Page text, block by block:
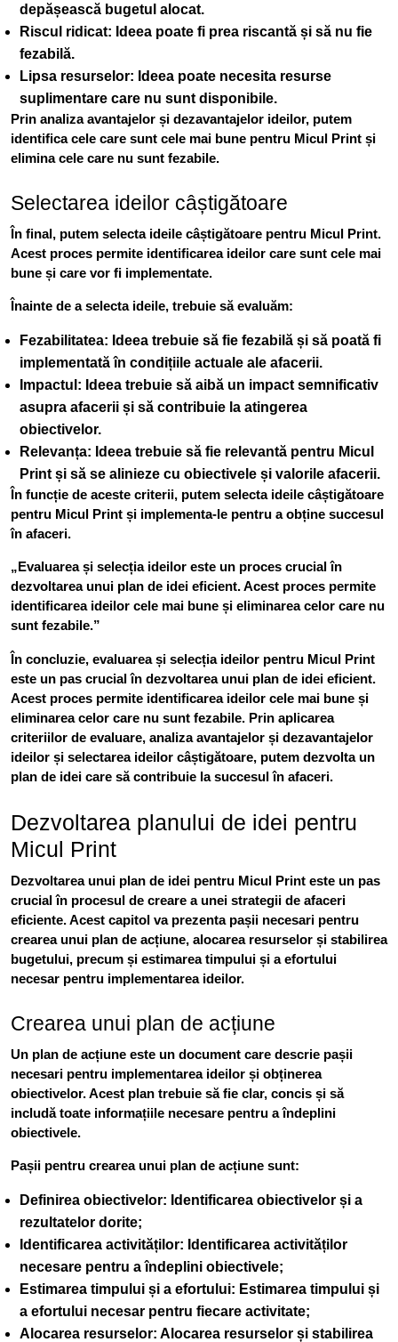
depășească bugetul alocat.
Riscul ridicat: Ideea poate fi prea riscantă și să nu fie
fezabilă.
Lipsa resurselor: Ideea poate necesita resurse
suplimentare care nu sunt disponibile.
Prin analiza avantajelor și dezavantajelor ideilor, putem
identifica cele care sunt cele mai bune pentru Micul Print și
elimina cele care nu sunt fezabile.
Selectarea ideilor câștigătoare
În final, putem selecta ideile câștigătoare pentru Micul Print.
Acest proces permite identificarea ideilor care sunt cele mai
bune și care vor fi implementate.
Înainte de a selecta ideile, trebuie să evaluăm:
Fezabilitatea: Ideea trebuie să fie fezabilă și să poată fi
implementată în condițiile actuale ale afacerii.
Impactul: Ideea trebuie să aibă un impact semnificativ
asupra afacerii și să contribuie la atingerea
obiectivelor.
Relevanța: Ideea trebuie să fie relevantă pentru Micul
Print și să se alinieze cu obiectivele și valorile afacerii.
În funcție de aceste criterii, putem selecta ideile câștigătoare
pentru Micul Print și implementa-le pentru a obține succesul
în afaceri.
„Evaluarea și selecția ideilor este un proces crucial în
dezvoltarea unui plan de idei eficient. Acest proces permite
identificarea ideilor cele mai bune și eliminarea celor care nu
sunt fezabile.”
În concluzie, evaluarea și selecția ideilor pentru Micul Print
este un pas crucial în dezvoltarea unui plan de idei eficient.
Acest proces permite identificarea ideilor cele mai bune și
eliminarea celor care nu sunt fezabile. Prin aplicarea
criteriilor de evaluare, analiza avantajelor și dezavantajelor
ideilor și selectarea ideilor câștigătoare, putem dezvolta un
plan de idei care să contribuie la succesul în afaceri.
Dezvoltarea planului de idei pentru
Micul Print
Dezvoltarea unui plan de idei pentru Micul Print este un pas
crucial în procesul de creare a unei strategii de afaceri
eficiente. Acest capitol va prezenta pașii necesari pentru
crearea unui plan de acțiune, alocarea resurselor și stabilirea
bugetului, precum și estimarea timpului și a efortului
necesar pentru implementarea ideilor.
Crearea unui plan de acțiune
Un plan de acțiune este un document care descrie pașii
necesari pentru implementarea ideilor și obținerea
obiectivelor. Acest plan trebuie să fie clar, concis și să
includă toate informațiile necesare pentru a îndeplini
obiectivele.
Pașii pentru crearea unui plan de acțiune sunt:
Definirea obiectivelor: Identificarea obiectivelor și a
rezultatelor dorite;
Identificarea activităților: Identificarea activităților
necesare pentru a îndeplini obiectivele;
Estimarea timpului și a efortului: Estimarea timpului și
a efortului necesar pentru fiecare activitate;
Alocarea resurselor: Alocarea resurselor și stabilirea